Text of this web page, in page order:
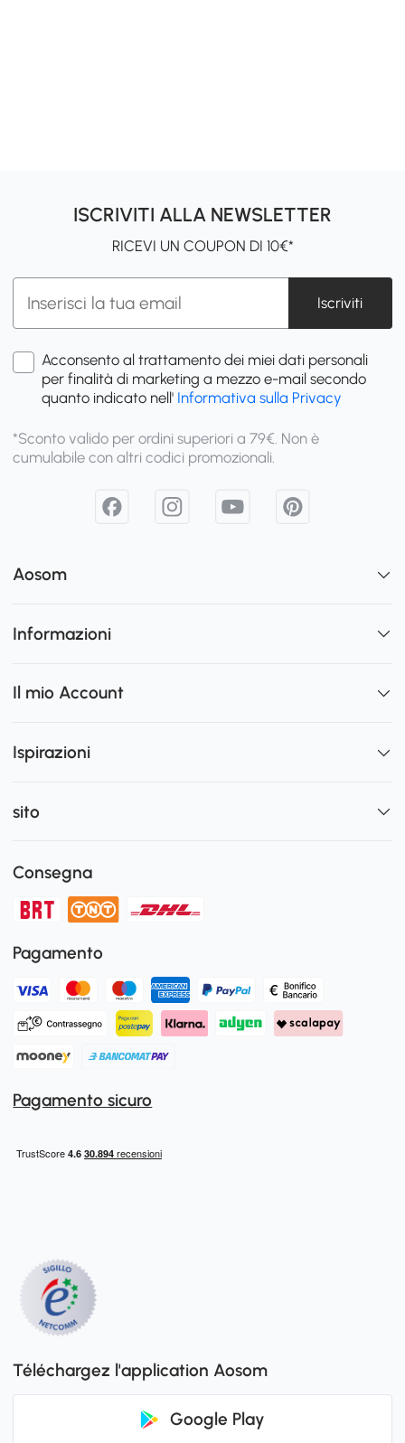
ISCRIVITI ALLA NEWSLETTER
RICEVI UN COUPON DI 10€*
Iscriviti
Acconsento al trattamento dei miei dati personali
per finalità di marketing a mezzo e-mail secondo
quanto indicato nell' Informativa sulla Privacy
*Sconto valido per ordini superiori a 79€. Non è
cumulabile con altri codici promozionali.
Aosom
Informazioni
Il mio Account
Ispirazioni
sito
Consegna
Pagamento
Pagamento sicuro
Téléchargez l'application Aosom
Google Play